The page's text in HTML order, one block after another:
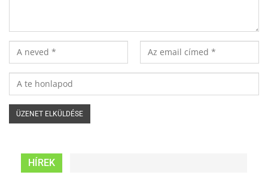
HÍREK